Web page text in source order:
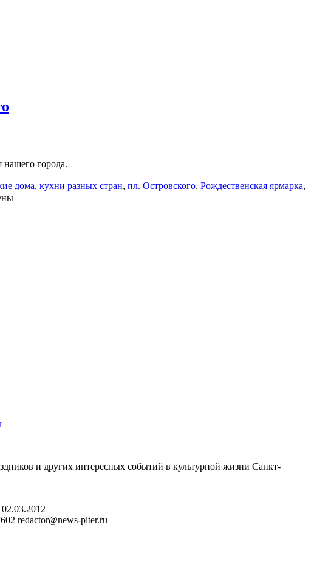
нашего города.
дома, кухни разных стран, пл. Островского, Рождественская ярмарка,
и других интересных событий в культурной жизни Санкт-
redactor@news-piter.ru